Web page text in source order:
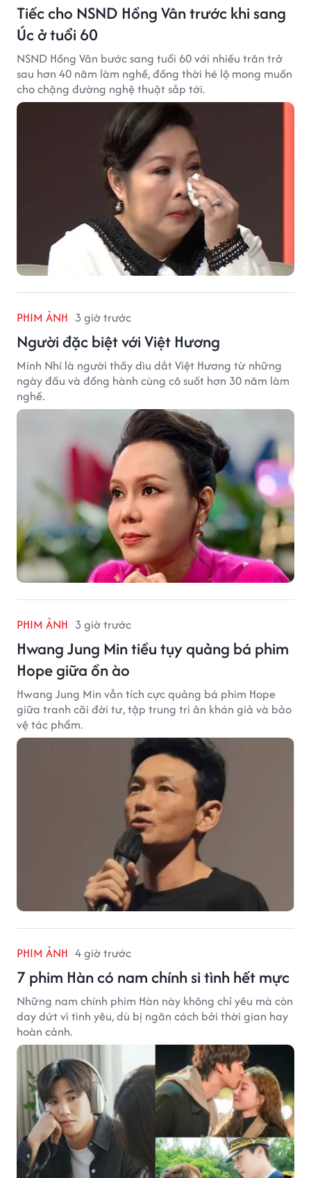
Tiếc cho NSND Hồng Vân trước khi sang
Úc ở tuổi 60
NSND Hồng Vân bước sang tuổi 60 với nhiều trăn trở
sau hơn 40 năm làm nghề, đồng thời hé lộ mong muốn
cho chặng đường nghệ thuật sắp tới.
PHIM ẢNH 3 giờ trước
Người đặc biệt với Việt Hương
Minh Nhí là người thầy dìu dắt Việt Hương từ những
ngày đầu và đồng hành cùng cô suốt hơn 30 năm làm
nghề.
PHIM ẢNH 3 giờ trước
Hwang Jung Min tiều tụy quảng bá phim
Hope giữa ồn ào
Hwang Jung Min vẫn tích cực quảng bá phim Hope
giữa tranh cãi đời tư, tập trung tri ân khán giả và bảo
vệ tác phẩm.
PHIM ẢNH 4 giờ trước
7 phim Hàn có nam chính si tình hết mực
Những nam chính phim Hàn này không chỉ yêu mà còn
day dứt vì tình yêu, dù bị ngăn cách bởi thời gian hay
hoàn cảnh.